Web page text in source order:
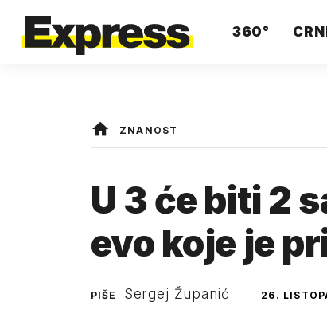
360°
ZNANOST
U 3 će biti 2
evo koje je
PIŠE Sergej Županić 26.